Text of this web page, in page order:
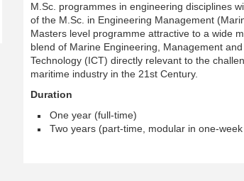
M.Sc. programmes in engineering disciplines
of the M.Sc. in Engineering Management
Masters level programme attractive to a wide
blend of Marine Engineering, Management
Technology (ICT) directly relevant to the
maritime industry in the 21st Century.
Duration
One year (full-time)
Two years (part-time, modular in one-